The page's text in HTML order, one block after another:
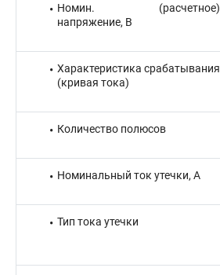
Номин. (расчетное)
напряжение, В
Характеристика срабатывания
(кривая тока)
Количество полюсов
Номинальный ток утечки, А
Тип тока утечки